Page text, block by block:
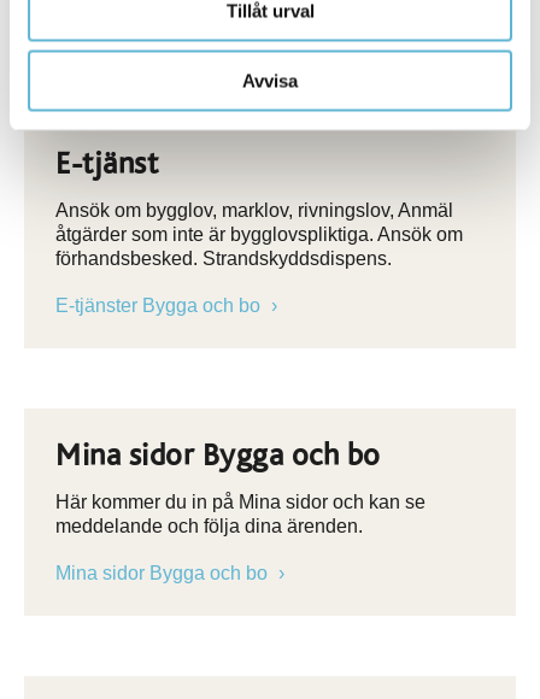
Tillåt urval
Avvisa
E-tjänst
Ansök om bygglov, marklov, rivningslov, Anmäl
åtgärder som inte är bygglovspliktiga. Ansök om
förhandsbesked. Strandskyddsdispens.
E-tjänster Bygga och bo
Mina sidor Bygga och bo
Här kommer du in på Mina sidor och kan se
meddelande och följa dina ärenden.
Mina sidor Bygga och bo